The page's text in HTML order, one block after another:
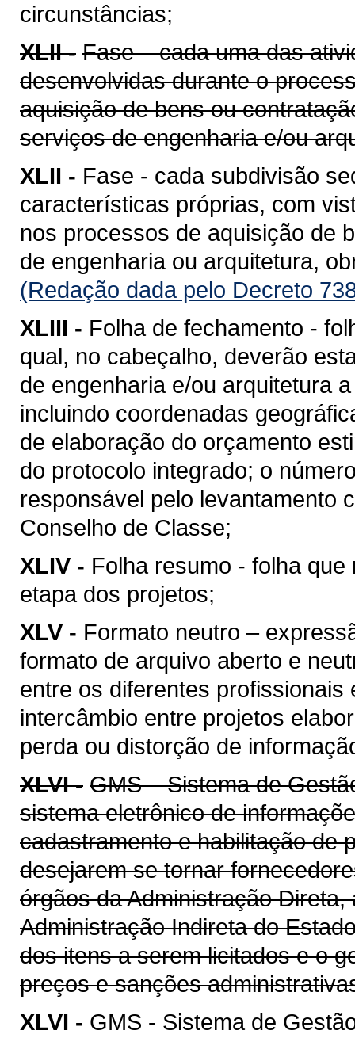
circunstâncias;
XLII - Fase – cada uma das
desenvolvidas durante o
aquisição de bens ou
serviços de engenharia e/ou
XLII - Fase - cada subdivisão
características próprias, com
nos processos de aquisição de
de engenharia ou arquitetura,
(Redação dada pelo Decreto
XLIII - Folha de fechamento -
qual, no cabeçalho, deverão
de engenharia e/ou arquitetura
incluindo coordenadas
de elaboração do orçamento
do protocolo integrado; o
responsável pelo levantamento
Conselho de Classe;
XLIV - Folha resumo - folha
etapa dos projetos;
XLV - Formato neutro –
formato de arquivo aberto e
entre os diferentes
intercâmbio entre projetos
perda ou distorção de
XLVI - GMS – Sistema de
sistema eletrônico de
cadastramento e habilitação de
desejarem se tornar
órgãos da Administração
Administração Indireta do
dos itens a serem licitados e o
preços e sanções
XLVI - GMS - Sistema de